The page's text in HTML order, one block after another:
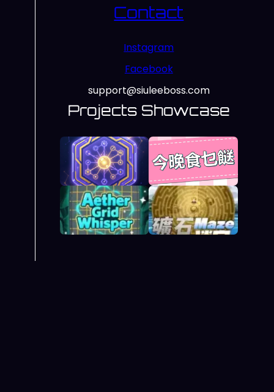
Contact
Instagram
Facebook
support@siuleeboss.com
Projects Showcase